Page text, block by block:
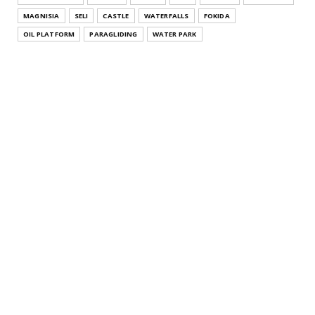
July 26, 2021
THESSALONIKI
MAGNISIA
SELI CASTLE WATERFALLS
FOKIDA
OIL PLATFORM
PARAGLIDING WATER PARK